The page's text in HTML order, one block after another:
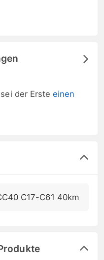
der Ersteeinen
C17-C61 40km